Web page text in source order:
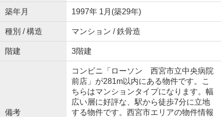
築年月 1997年 1月(築29年)
種別 / 構造 マンション / 鉄骨造
階建 3階建
備考
コンビニ「ローソン 西宮市立中央病院
前店」が281m以内にある物件です。こ
ちらはマンションタイプになります。幅
広い層に好評な、駅から徒歩7分に立地
する物件です。西宮市エリアの物件情報